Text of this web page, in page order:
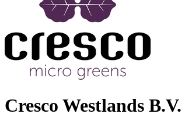
Cresco Westlands B.V.